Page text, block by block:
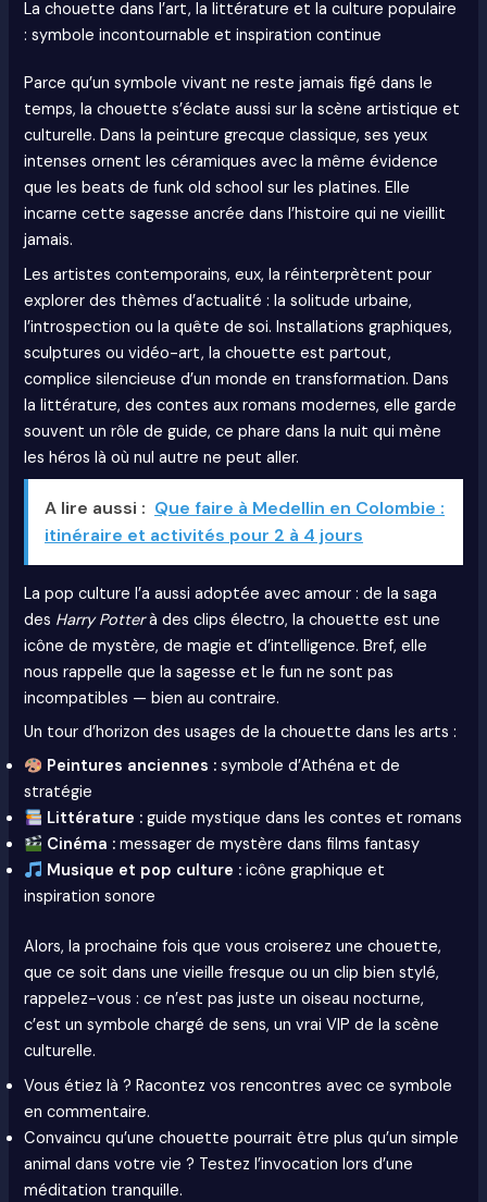
La chouette dans l’art, la littérature et la culture populaire
: symbole incontournable et inspiration continue
Parce qu’un symbole vivant ne reste jamais figé dans le
temps, la chouette s’éclate aussi sur la scène artistique et
culturelle. Dans la peinture grecque classique, ses yeux
intenses ornent les céramiques avec la même évidence
que les beats de funk old school sur les platines. Elle
incarne cette sagesse ancrée dans l’histoire qui ne vieillit
jamais.
Les artistes contemporains, eux, la réinterprètent pour
explorer des thèmes d’actualité : la solitude urbaine,
l’introspection ou la quête de soi. Installations graphiques,
sculptures ou vidéo-art, la chouette est partout,
complice silencieuse d’un monde en transformation. Dans
la littérature, des contes aux romans modernes, elle garde
souvent un rôle de guide, ce phare dans la nuit qui mène
les héros là où nul autre ne peut aller.
A lire aussi : Que faire à Medellin en Colombie :
itinéraire et activités pour 2 à 4 jours
La pop culture l’a aussi adoptée avec amour : de la saga
des Harry Potterà des clips électro, la chouette est une
icône de mystère, de magie et d’intelligence. Bref, elle
nous rappelle que la sagesse et le fun ne sont pas
incompatibles — bien au contraire.
Un tour d’horizon des usages de la chouette dans les arts :
Peintures anciennes : symbole d’Athéna et de
stratégie
Littérature : guide mystique dans les contes et romans
Cinéma : messager de mystère dans films fantasy
Musique et pop culture : icône graphique et
inspiration sonore
Alors, la prochaine fois que vous croiserez une chouette,
que ce soit dans une vieille fresque ou un clip bien stylé,
rappelez-vous : ce n’est pas juste un oiseau nocturne,
c’est un symbole chargé de sens, un vrai VIP de la scène
culturelle.
Vous étiez là ? Racontez vos rencontres avec ce symbole
en commentaire.
Convaincu qu’une chouette pourrait être plus qu’un simple
animal dans votre vie ? Testez l’invocation lors d’une
méditation tranquille.